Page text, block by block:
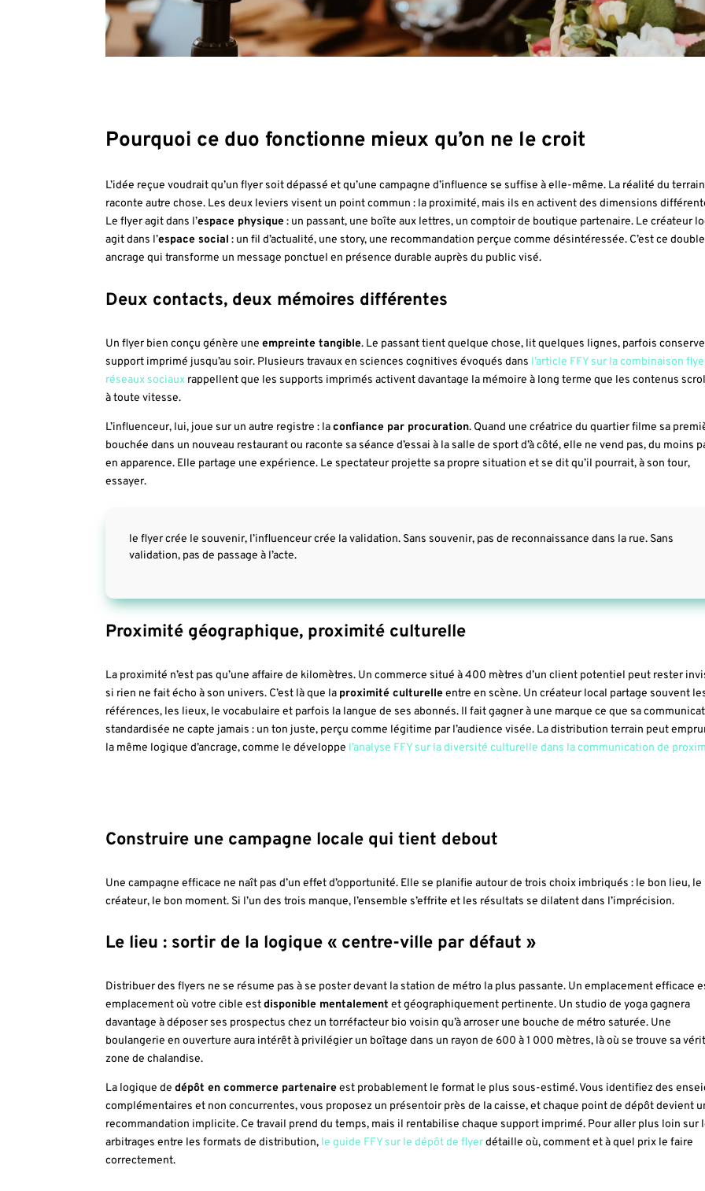
Pourquoi ce duo fonctionne mieux qu’on ne le croit
L’idée reçue voudrait qu’un flyer soit dépassé et qu’une campagne d’influence se suffise à elle-même. La réalité du terrain
raconte autre chose. Les deux leviers visent un point commun : la proximité, mais ils en activent des dimensions
Le flyer agit dans l’espace physique: un passant, une boîte aux lettres, un comptoir de boutique partenaire. Le créateur
agit dans l’espace social : un fil d’actualité, une story, une recommandation perçue comme désintéressée. C’est ce double
ancrage qui transforme un message ponctuel en présence durable auprès du public visé.
Deux contacts, deux mémoires différentes
Un flyer bien conçu génère uneempreinte tangible. Le passant tient quelque chose, lit quelques lignes, parfois
support imprimé jusqu’au soir. Plusieurs travaux en sciences cognitives évoqués dans l’article FFY sur la combinaison
réseaux sociaux rappellent que les supports imprimés activent davantage la mémoire à long terme que les contenus
à toute vitesse.
L’influenceur, lui, joue sur un autre registre : laconfiance par procuration. Quand une créatrice du quartier filme sa
bouchée dans un nouveau restaurant ou raconte sa séance d’essai à la salle de sport d’à côté, elle ne vend pas, du moins
en apparence. Elle partage une expérience. Le spectateur projette sa propre situation et se dit qu’il pourrait, à son tour,
essayer.
le flyer crée le souvenir, l’influenceur crée la validation. Sans souvenir, pas de reconnaissance dans la rue. Sans
validation, pas de passage à l’acte.
Proximité géographique, proximité culturelle
La proximité n’est pas qu’une affaire de kilomètres. Un commerce situé à 400 mètres d’un client potentiel peut rester
si rien ne fait écho à son univers. C’est là que la proximité culturelleentre en scène. Un créateur local partage souvent
références, les lieux, le vocabulaire et parfois la langue de ses abonnés. Il fait gagner à une marque ce que sa
standardisée ne capte jamais : un ton juste, perçu comme légitime par l’audience visée. La distribution terrain peut
la même logique d’ancrage, comme le développe l’analyse FFY sur la diversité culturelle dans la communication de
Construire une campagne locale qui tient debout
Une campagne efficace ne naît pas d’un effet d’opportunité. Elle se planifie autour de trois choix imbriqués : le bon lieu, le
créateur, le bon moment. Si l’un des trois manque, l’ensemble s’effrite et les résultats se dilatent dans l’imprécision.
Le lieu : sortir de la logique « centre-ville par défaut »
Distribuer des flyers ne se résume pas à se poster devant la station de métro la plus passante. Un emplacement efficace
emplacement où votre cible estdisponible mentalement et géographiquement pertinente. Un studio de yoga gagnera
davantage à déposer ses prospectus chez un torréfacteur bio voisin qu’à arroser une bouche de métro saturée. Une
boulangerie en ouverture aura intérêt à privilégier un boîtage dans un rayon de 600 à 1 000 mètres, là où se trouve sa
zone de chalandise.
La logique dedépôt en commerce partenaireest probablement le format le plus sous-estimé. Vous identifiez des
complémentaires et non concurrentes, vous proposez un présentoir près de la caisse, et chaque point de dépôt devient
recommandation implicite. Ce travail prend du temps, mais il rentabilise chaque support imprimé. Pour aller plus loin sur
arbitrages entre les formats de distribution, le guide FFY sur le dépôt de flyerdétaille où, comment et à quel prix le faire
correctement.